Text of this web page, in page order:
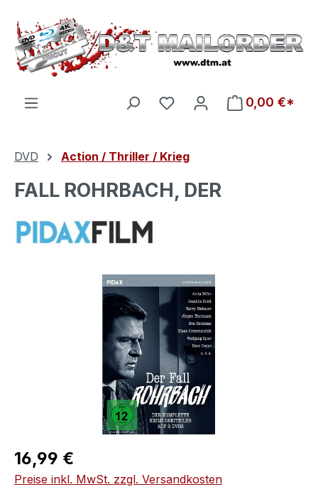
Zum Hauptinhalt springen
Du hast 0 Produkte auf
0,00 €*
DVD Action / Thriller / Krieg
FALL ROHRBACH, DER
Bildergalerie überspringen
Regulärer Preis:
16,99 €
Preise inkl. MwSt. zzgl. Versandkosten